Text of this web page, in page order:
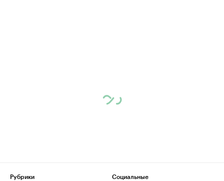
Рубрики
Социальные